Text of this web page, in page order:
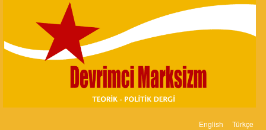
content
Marksizm
English Türkçe